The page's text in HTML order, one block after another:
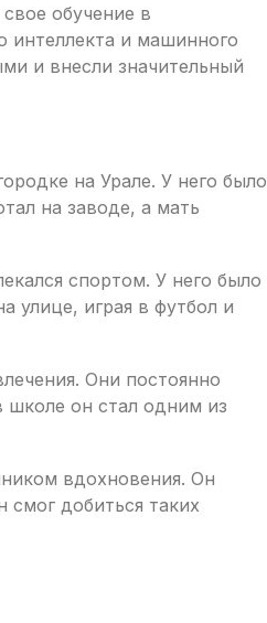
обучение в
интеллекта и машинного
и внесли значительный
на Урале. У него было
на заводе, а мать
спортом. У него было
улице, играя в футбол и
Они постоянно
школе он стал одним из
вдохновения. Он
добиться таких